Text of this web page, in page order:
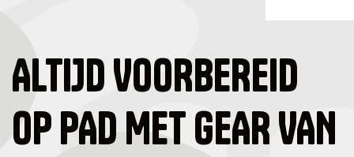
ALTIJD VOORBEREID
OP PAD MET GEAR VAN